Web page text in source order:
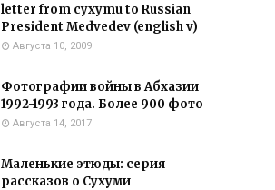
letter from cyxymu to Russian
President Medvedev (english v)
Августа 10, 2009
Фотографии войны в Абхазии
1992-1993 года. Более 900 фото
Августа 14, 2017
Маленькие этюды: серия
рассказов о Сухуми